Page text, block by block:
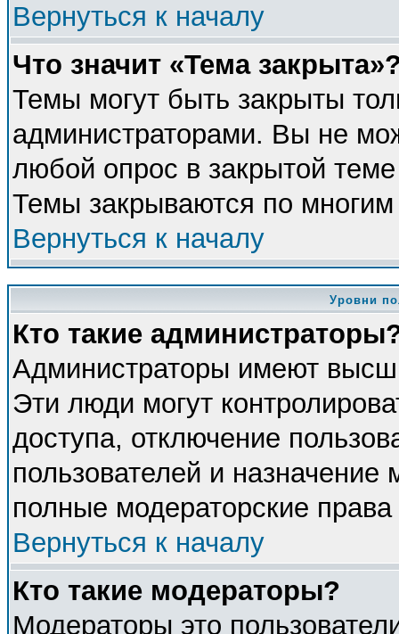
Вернуться к началу
Что значит «Тема
Темы могут быть закрыты
администраторами. Вы не
любой опрос в закрытой
Темы закрываются по
Вернуться к началу
Уровни
Кто такие
Администраторы имеют
Эти люди могут
доступа, отключение
пользователей и
полные модераторские
Вернуться к началу
Кто такие модераторы?
Модераторы это